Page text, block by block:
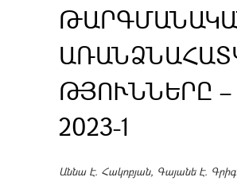
ԹՅՈՒՆՆԵՐԸ –
2023-1
Աննա Է. Հակոբյան, Գայանե Է.